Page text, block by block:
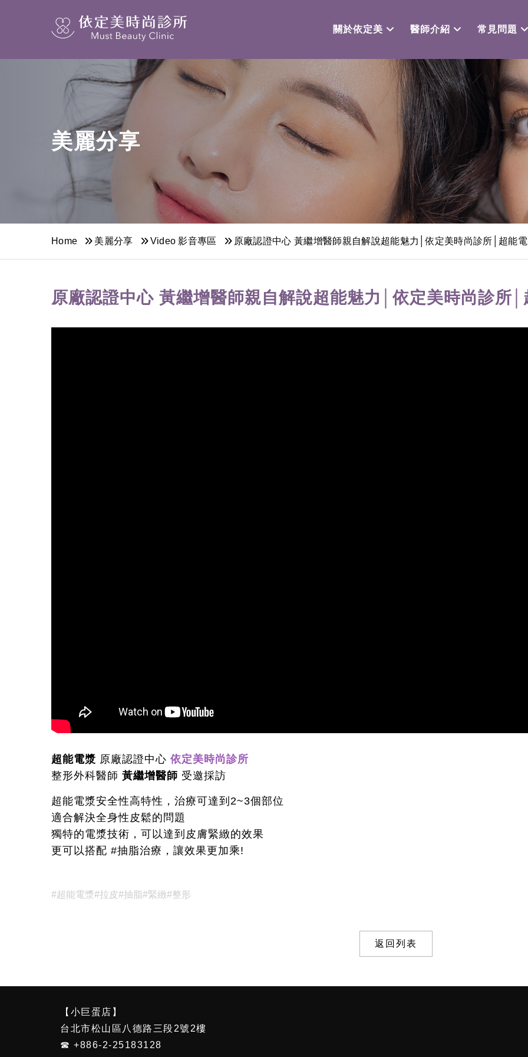
關於依定美 醫師介紹 常見問題
美麗分享
Home 美麗分享 Video 影音專區 原廠認證中心 黃繼增醫師親自解說超能魅力│依定美時尚診所│超能
原廠認證中心 黃繼增醫師親自解說超能魅力│依定美時尚診所│
超能電漿 原廠認證中心 依定美時尚診所
整形外科醫師 黃繼增醫師 受邀採訪
超能電漿安全性高特性，治療可達到2~3個部位
適合解決全身性皮鬆的問題
獨特的電漿技術，可以達到皮膚緊緻的效果
更可以搭配 #抽脂治療，讓效果更加乘!
#超能電漿#拉皮#抽脂#緊緻#整形
返回列表
【小巨蛋店】
台北市松山區八德路三段2號2樓
☎ +886-2-25183128